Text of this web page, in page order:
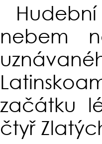
nebem
začátku
čtyř